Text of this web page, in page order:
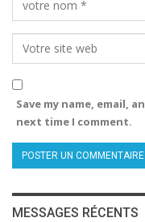
Save my name, email,
next time I comment.
MESSAGES RÉCENTS